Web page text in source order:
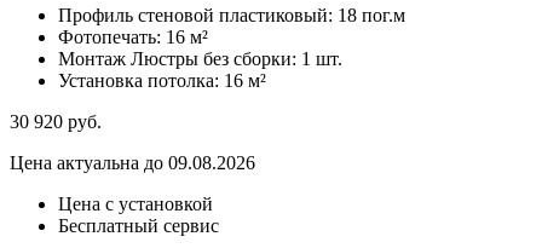
Профиль стеновой пластиковый: 18 пог.м
Фотопечать: 16 м²
Монтаж Люстры без сборки: 1 шт.
Установка потолка: 16 м²
30 920 руб.
Цена актуальна до 09.08.2026
Цена с установкой
Бесплатный сервис